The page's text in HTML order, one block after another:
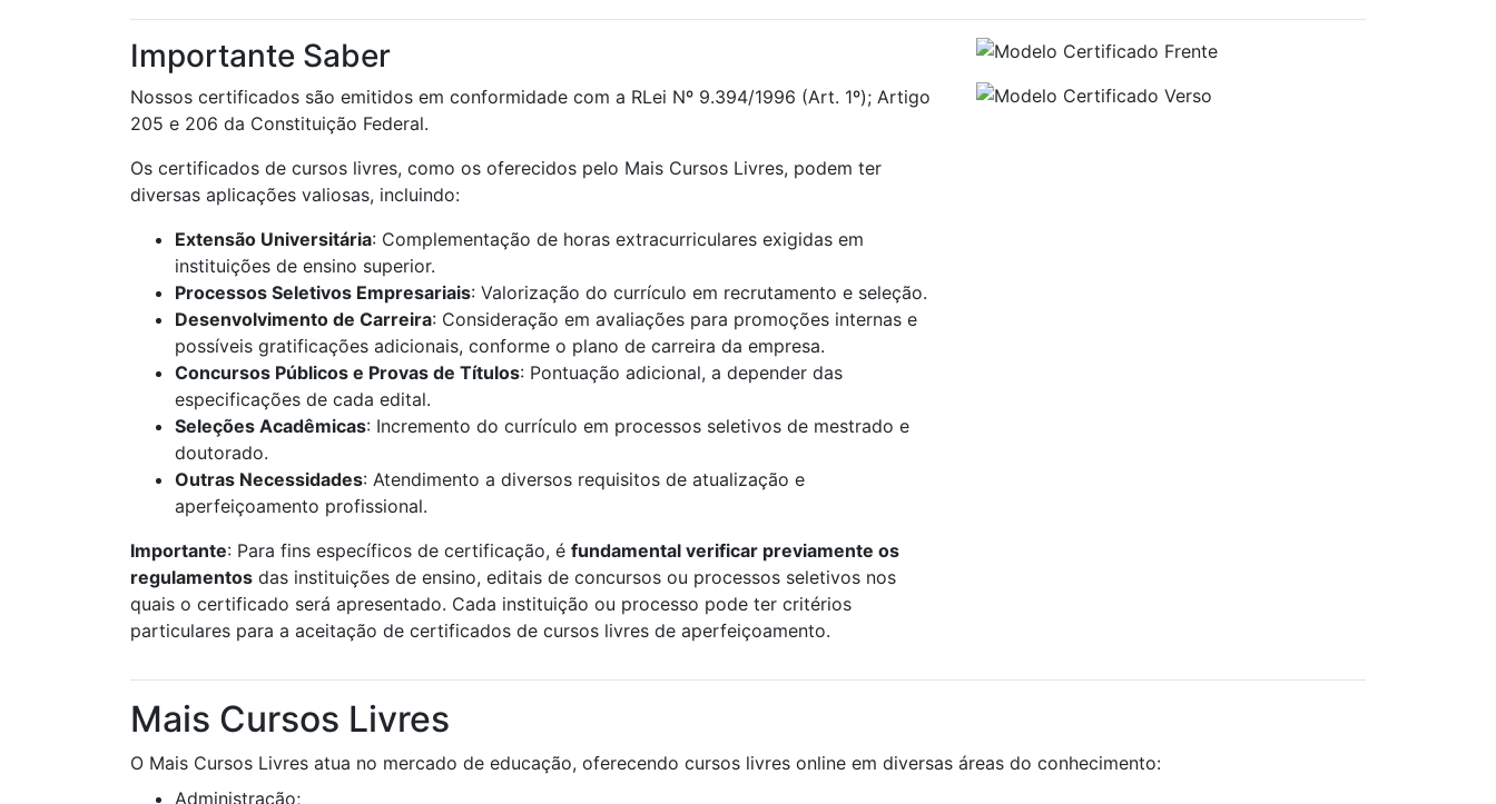
Importante Saber
Nossos certificados são emitidos em conformidade com a RLei Nº 9.394/1996 (Art. 1º); Artigo
205 e 206 da Constituição Federal.
Os certificados de cursos livres, como os oferecidos pelo Mais Cursos Livres, podem ter
diversas aplicações valiosas, incluindo:
Extensão Universitária: Complementação de horas extracurriculares exigidas em
instituições de ensino superior.
Processos Seletivos Empresariais: Valorização do currículo em recrutamento e seleção.
Desenvolvimento de Carreira: Consideração em avaliações para promoções internas e
possíveis gratificações adicionais, conforme o plano de carreira da empresa.
Concursos Públicos e Provas de Títulos: Pontuação adicional, a depender das
especificações de cada edital.
Seleções Acadêmicas: Incremento do currículo em processos seletivos de mestrado e
doutorado.
Outras Necessidades: Atendimento a diversos requisitos de atualização e
aperfeiçoamento profissional.
Importante: Para fins específicos de certificação, é fundamental verificar previamente os
regulamentos das instituições de ensino, editais de concursos ou processos seletivos nos
quais o certificado será apresentado. Cada instituição ou processo pode ter critérios
particulares para a aceitação de certificados de cursos livres de aperfeiçoamento.
Mais Cursos Livres
O Mais Cursos Livres atua no mercado de educação, oferecendo cursos livres online em diversas áreas do conhecimento:
Administração;